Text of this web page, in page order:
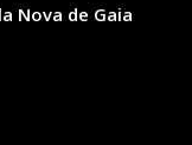
Nova de Gaia